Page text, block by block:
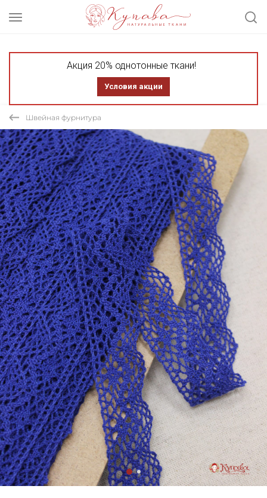
Акция 20% однотонные ткани!
Условия акции
Швейная фурнитура